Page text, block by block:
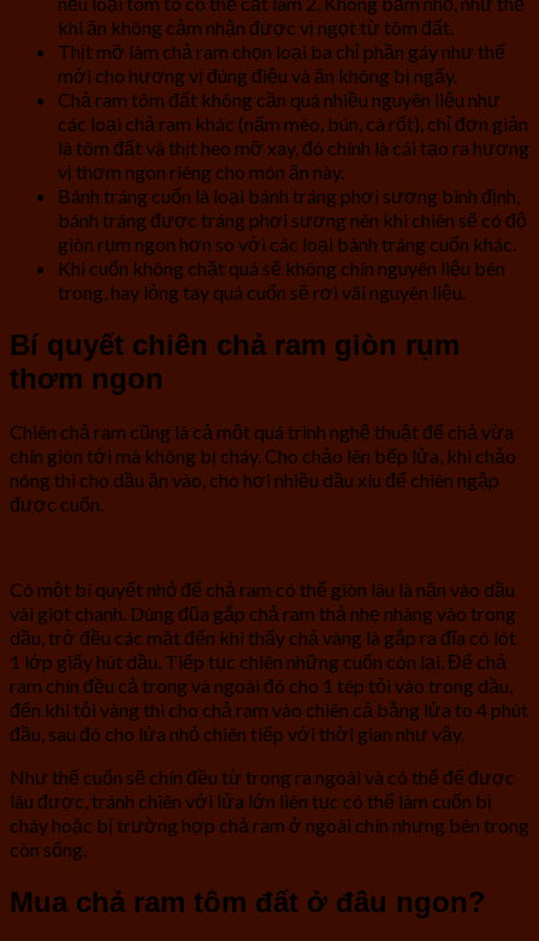
khi ăn không cảm nhận được vị ngọt từ tôm đất.
Thịt mỡ làm chả ram chọn loại ba chỉ phần gáy như thế
mới cho hương vị đúng điệu và ăn không bị ngấy.
Chả ram tôm đất không cần quá nhiều nguyên liệu như
các loại chả ram khác (nấm mèo, bún, cà rốt), chỉ đơn giản
là tôm đất và thịt heo mỡ xay, đó chính là cái tạo ra hương
vị thơm ngon riêng cho món ăn này.
Bánh tráng cuốn là loại bánh tráng phơi sương bình định,
bánh tráng được tráng phơi sương nên khi chiên sẽ có độ
giòn rụm ngon hơn so với các loại bánh tráng cuốn khác.
Khi cuốn không chặt quá sẽ không chín nguyên liệu bên
trong, hay lỏng tay quá cuốn sẽ rơi vãi nguyên liệu.
Bí quyết chiên chả ram giòn rụm
thơm ngon
Chiên chả ram cũng là cả một quá trình nghệ thuật để chả vừa
chín giòn tới mà không bị cháy. Cho chảo lên bếp lửa, khi chảo
nóng thì cho dầu ăn vào, cho hơi nhiều dầu xíu để chiên ngập
được cuốn.
Có một bí quyết nhỏ để chả ram có thể giòn lâu là nặn vào dầu
vài giọt chanh. Dùng đũa gắp chả ram thả nhẹ nhàng vào trong
dầu, trở đều các mặt đến khi thấy chả vàng là gắp ra đĩa có lót
1 lớp giấy hút dầu. Tiếp tục chiên những cuốn còn lại. Để chả
ram chín đều cả trong và ngoài đó cho 1 tép tỏi vào trong dầu,
đến khi tỏi vàng thì cho chả ram vào chiên cả bằng lửa to 4 phút
đầu, sau đó cho lửa nhỏ chiên tiếp với thời gian như vậy.
Như thế cuốn sẽ chín đều từ trong ra ngoài và có thể để được
lâu được, tránh chiên với lửa lớn liên tục có thể làm cuốn bị
cháy hoặc bị trường hợp chả ram ở ngoài chín nhưng bên trong
còn sống.
Mua chả ram tôm đất ở đâu ngon?